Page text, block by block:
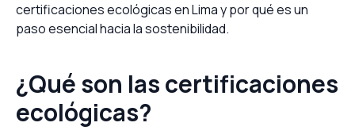
certificaciones ecológicas en Lima y por qué es un
paso esencial hacia la sostenibilidad.
¿Qué son las certificaciones
ecológicas?